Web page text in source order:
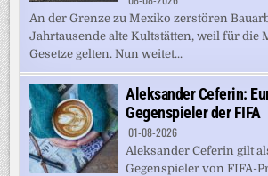
An der Grenze zu Mexiko zerstören
Jahrtausende alte Kultstätten, weil für die
Gesetze gelten. Nun weitet...
Aleksander Ceferin:
Gegenspieler der FIFA
01-08-2026
Aleksander Ceferin gilt
Gegenspieler von FIFA-